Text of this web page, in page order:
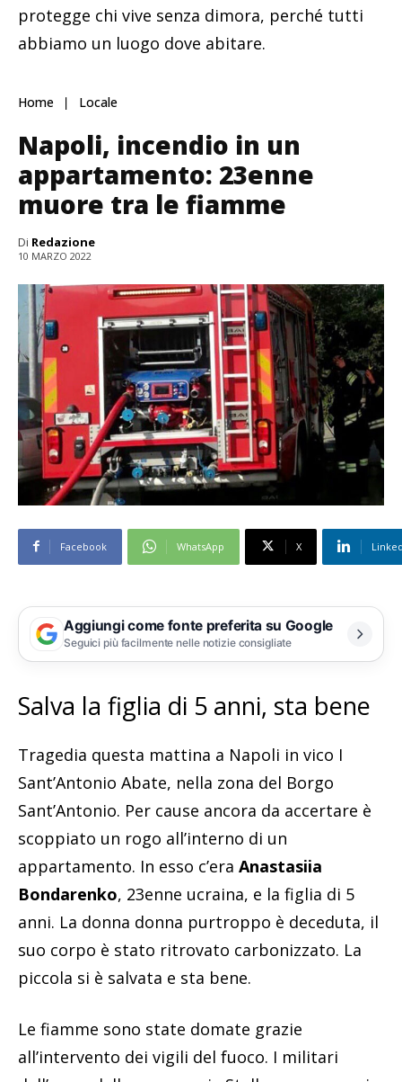
protegge chi vive senza dimora, perché tutti
abbiamo un luogo dove abitare.
Home Locale
Napoli, incendio in un
appartamento: 23enne
muore tra le fiamme
Di Redazione
10 MARZO 2022
Facebook WhatsApp X
Aggiungi come fonte preferita su Google
Seguici più facilmente nelle notizie consigliate
Salva la figlia di 5 anni, sta bene
Tragedia questa mattina a Napoli in vico I
Sant’Antonio Abate, nella zona del Borgo
Sant’Antonio. Per cause ancora da accertare è
scoppiato un rogo all’interno di un
appartamento. In esso c’era Anastasiia
Bondarenko, 23enne ucraina, e la figlia di 5
anni. La donna donna purtroppo è deceduta, il
suo corpo è stato ritrovato carbonizzato. La
piccola si è salvata e sta bene.
Le fiamme sono state domate grazie
all’intervento dei vigili del fuoco. I militari